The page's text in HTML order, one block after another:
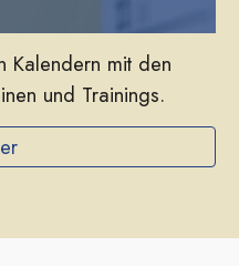
Kalendern mit den
und Trainings.